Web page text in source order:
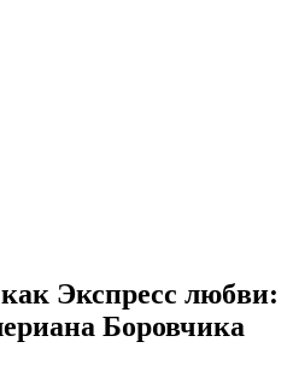
Экспресс любви:
Боровчика